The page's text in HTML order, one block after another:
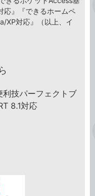
』『できるホームペ
XP対応』（以上、イ
技パーフェクトブ
8.1対応